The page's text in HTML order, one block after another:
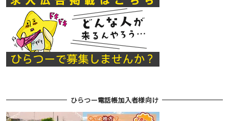
ひらつー電話帳加入者様向け